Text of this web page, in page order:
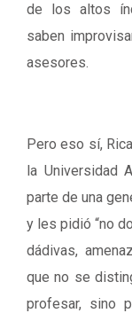
de los altos
saben
asesores.
Pero eso sí,
la Universidad
parte de una
y les pidió “no
dádivas,
que no se
profesar, sino